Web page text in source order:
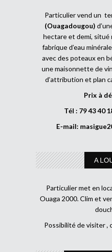
Particulier vend un
(Ouagadougou)
hectare et demi, situé
fabrique d’eau
avec des poteaux en
une maisonnette de
d’attribution et plan
Prix à
Tél : 79 43 40
E-mail:
A
Particulier met en
Ouaga 2000. Clim et
Possibilité de visiter ,